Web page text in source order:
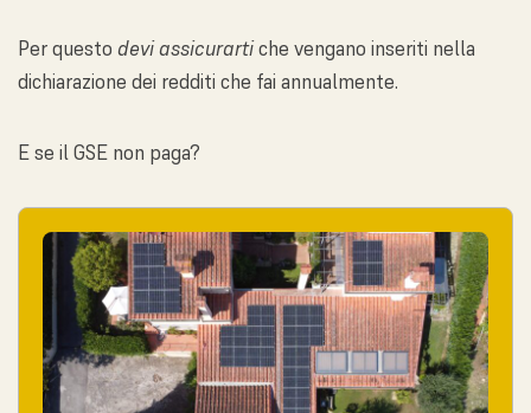
Per questo devi assicurartiche vengano inseriti nella
dichiarazione dei redditi che fai annualmente.
E se il GSE non paga?